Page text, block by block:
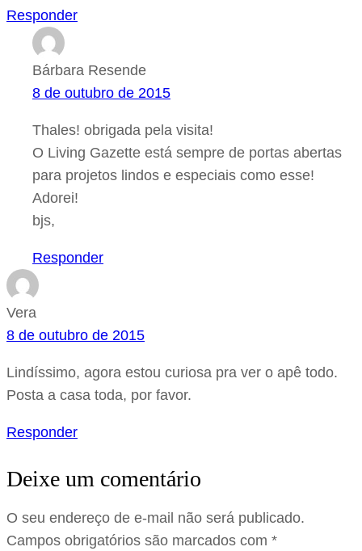
Responder
Bárbara Resende
8 de outubro de 2015
Thales! obrigada pela visita!
O Living Gazette está sempre de portas abertas
para projetos lindos e especiais como esse!
Adorei!
bjs,
Responder
Vera
8 de outubro de 2015
Lindíssimo, agora estou curiosa pra ver o apê todo.
Posta a casa toda, por favor.
Responder
Deixe um comentário
O seu endereço de e-mail não será publicado.
Campos obrigatórios são marcados com *